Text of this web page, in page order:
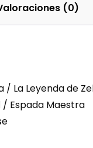
(0)
/ La Leyenda de
Espada Maestra